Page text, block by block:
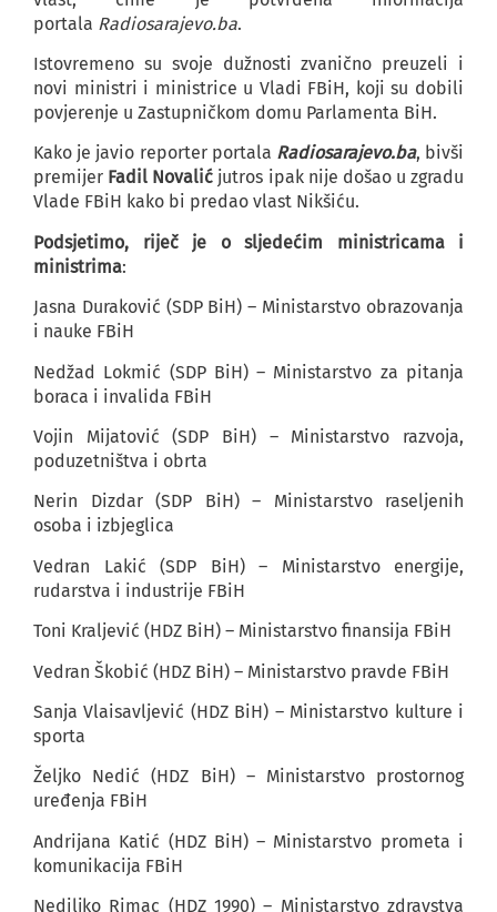
portala Radiosarajevo.ba.
Istovremeno su svoje dužnosti zvanično preuzeli i
novi ministri i ministrice u Vladi FBiH, koji su dobili
povjerenje u Zastupničkom domu Parlamenta BiH.
Kako je javio reporter portala Radiosarajevo.ba, bivši
premijer Fadil Novalić jutros ipak nije došao u zgradu
Vlade FBiH kako bi predao vlast Nikšiću.
Podsjetimo, riječ je o sljedećim ministricama i
ministrima:
Jasna Duraković (SDP BiH) – Ministarstvo obrazovanja
i nauke FBiH
Nedžad Lokmić (SDP BiH) – Ministarstvo za pitanja
boraca i invalida FBiH
Vojin Mijatović (SDP BiH) – Ministarstvo razvoja,
poduzetništva i obrta
Nerin Dizdar (SDP BiH) – Ministarstvo raseljenih
osoba i izbjeglica
Vedran Lakić (SDP BiH) – Ministarstvo energije,
rudarstva i industrije FBiH
Toni Kraljević (HDZ BiH) – Ministarstvo finansija FBiH
Vedran Škobić (HDZ BiH) – Ministarstvo pravde FBiH
Sanja Vlaisavljević (HDZ BiH) – Ministarstvo kulture i
sporta
Željko Nedić (HDZ BiH) – Ministarstvo prostornog
uređenja FBiH
Andrijana Katić (HDZ BiH) – Ministarstvo prometa i
komunikacija FBiH
Nediljko Rimac (HDZ 1990) – Ministarstvo zdravstva